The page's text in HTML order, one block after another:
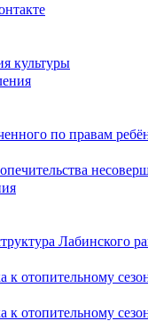
культуры
по правам
Лабинского
к отопительному
к отопительному